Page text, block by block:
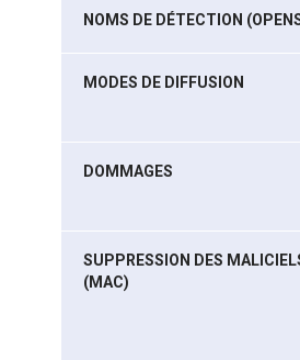
NOMS DE DÉTECTION
MODES DE DIFFUSION
DOMMAGES
SUPPRESSION DES
(MAC)